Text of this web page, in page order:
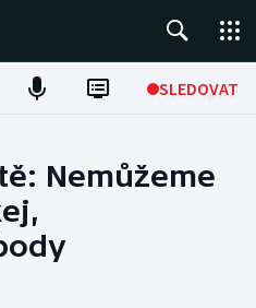
SLEDOVAT
Nemůžeme